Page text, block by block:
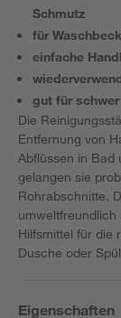
Schmutz
für
einfache
gut für
Die
Entfernung von
Abflüssen in Bad
gelangen sie
Rohrabschnitte.
Hilfsmittel für die
Dusche oder
Eigenschaften